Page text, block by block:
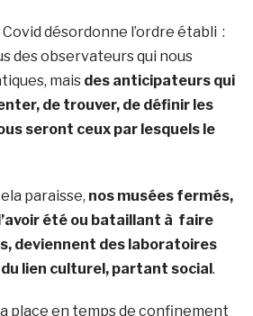
désordonne l’ordre établi :
des observateurs qui nous
mais des anticipateurs qui
de trouver, de définir les
seront ceux par lesquels le
paraisse, nos musées fermés,
été ou bataillant à faire
deviennent des laboratoires
lien culturel, partant social .
place en temps de confinement